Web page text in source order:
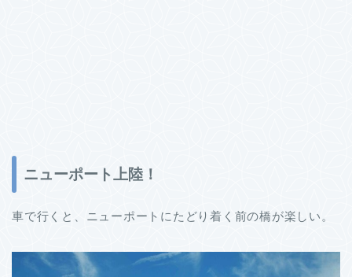
ニューポート上陸！
車で行くと、ニューポートにたどり着く前の橋が楽しい。